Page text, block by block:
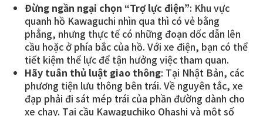
Đừng ngần ngại chọn “Trợ lực điện”: Khu vực
quanh hồ Kawaguchi nhìn qua thì có vẻ bằng
phẳng, nhưng thực tế có những đoạn dốc dẫn lên
cầu hoặc ở phía bắc của hồ. Với xe điện, bạn có thể
tiết kiệm thể lực để tận hưởng việc tham quan.
Hãy tuân thủ luật giao thông: Tại Nhật Bản, các
phương tiện lưu thông bên trái. Về nguyên tắc, xe
đạp phải đi sát mép trái của phần đường dành cho
xe chạy. Tại cầu Kawaguchiko Ohashi và một số